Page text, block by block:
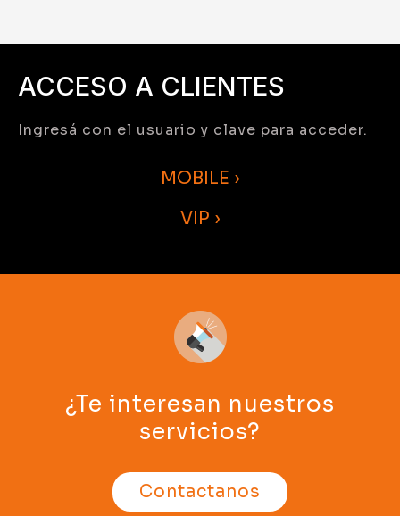
ACCESO A CLIENTES
Ingresá con el usuario y clave para acceder.
MOBILE ›
VIP ›
¿Te interesan nuestros
servicios?
Contactanos